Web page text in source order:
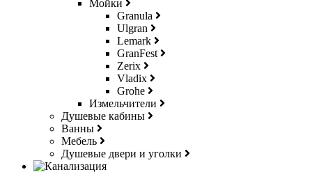
Мойки
Granula
Ulgran
Lemark
GranFest
Zerix
Vladix
Grohe
Измельчители
Душевые кабины
Ванны
Мебель
Душевые двери и уголки